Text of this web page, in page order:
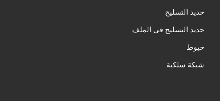
حديد التسليح
حديد التسليح في الملف
خيوط
شبكة سلكية